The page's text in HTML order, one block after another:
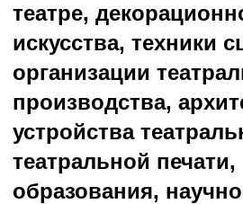
театре,
искусства, техники
организации
производства,
устройства
театральной печати,
образования,